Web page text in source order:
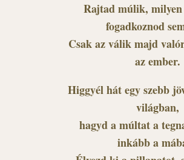
Rajtad múlik, milyen
fogadkoznod
Csak az válik majd
az ember.
Higgyél hát egy szebb
világban,
hagyd a múltat a
inkább a